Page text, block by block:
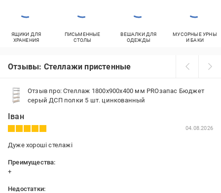
ЯЩИКИ ДЛЯ
ХРАНЕНИЯ
ПИСЬМЕННЫЕ
СТОЛЫ
ВЕШАЛКИ ДЛЯ
ОДЕЖДЫ
МУСОРНЫЕ УРНЫ
И БАКИ
Отзывы: Стеллажи пристенные
Отзыв про: Стеллаж 1800x900x400 мм PROзапас Бюджет
серый ДСП полки 5 шт. цинкованный
Іван
04.08.2026
Дуже хороші стелажі
Преимущества:
+
Недостатки: